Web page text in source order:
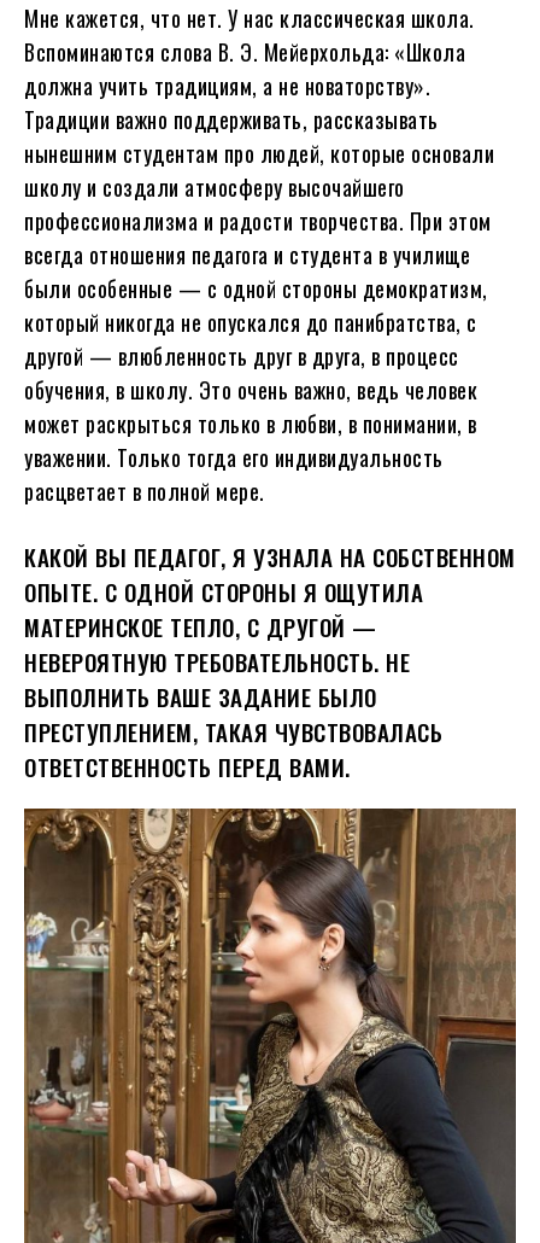
Мне кажется, что нет. У нас классическая школа.
Вспоминаются слова В. Э. Мейерхольда: «Школа
должна учить традициям, а не новаторству».
Традиции важно поддерживать, рассказывать
нынешним студентам про людей, которые основали
школу и создали атмосферу высочайшего
профессионализма и радости творчества. При этом
всегда отношения педагога и студента в училище
были особенные — с одной стороны демократизм,
который никогда не опускался до панибратства, с
другой — влюбленность друг в друга, в процесс
обучения, в школу. Это очень важно, ведь человек
может раскрыться только в любви, в понимании, в
уважении. Только тогда его индивидуальность
расцветает в полной мере.
КАКОЙ ВЫ ПЕДАГОГ, Я УЗНАЛА НА СОБСТВЕННОМ
ОПЫТЕ. С ОДНОЙ СТОРОНЫ Я ОЩУТИЛА
МАТЕРИНСКОЕ ТЕПЛО, С ДРУГОЙ —
НЕВЕРОЯТНУЮ ТРЕБОВАТЕЛЬНОСТЬ. НЕ
ВЫПОЛНИТЬ ВАШЕ ЗАДАНИЕ БЫЛО
ПРЕСТУПЛЕНИЕМ, ТАКАЯ ЧУВСТВОВАЛАСЬ
ОТВЕТСТВЕННОСТЬ ПЕРЕД ВАМИ.